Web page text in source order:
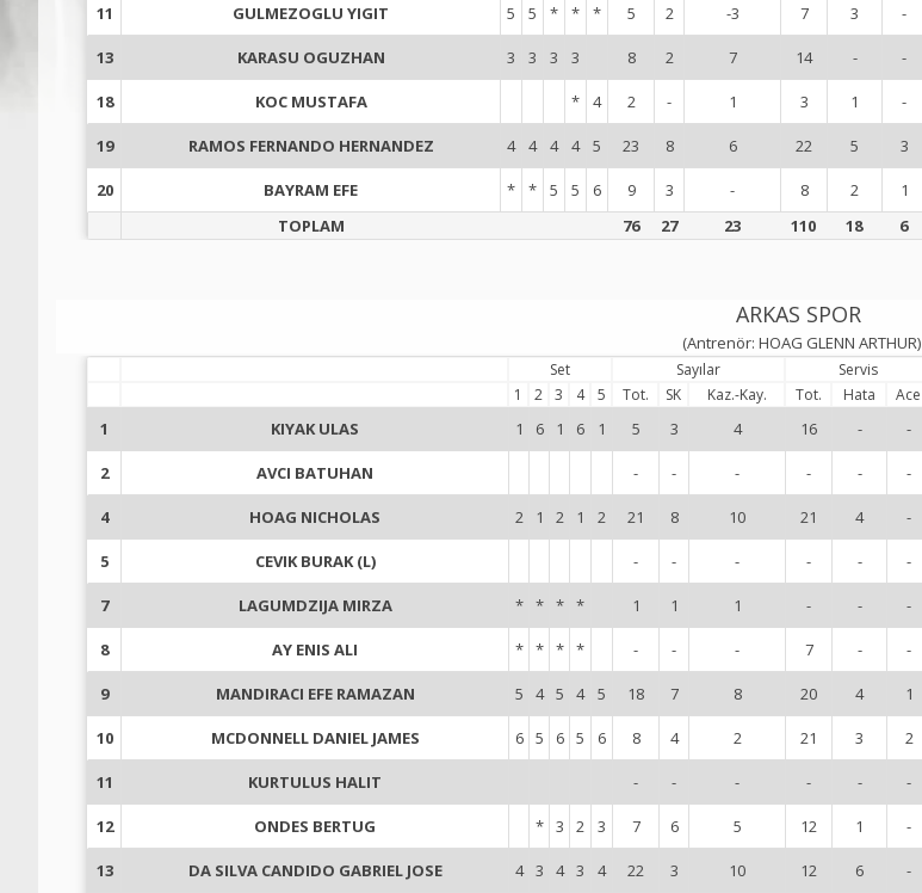
11 GULMEZOGLU YIGIT 5 5 * * * 5 2 -3 7 3 -
13 KARASU OGUZHAN 3 3 3 3 8 2 7 14 - -
18 KOC MUSTAFA * 4 2 - 1 3 1 -
19 RAMOS FERNANDO HERNANDEZ 4 4 4 4 5 23 8 6 22 5 3
20 BAYRAM EFE * * 5 5 6 9 3 - 8 2 1
TOPLAM
76 27 23 110 18 6
ARKAS SPOR
(Antrenör: HOAG GLENN ARTHUR)
Set Sayılar Servis
1
2 3 4 5 Tot. SK Kaz.-Kay. Tot. Hata Ace
1 KIYAK ULAS 1 6 1 6 1 5 3 4 16 - -
2 AVCI BATUHAN - - - - - -
4 HOAG NICHOLAS 2 1 2 1 2 21 8 10 21 4 -
5 CEVIK BURAK (L) - - - - - -
7 LAGUMDZIJA MIRZA * * * * 1 1 1 - - -
8 AY ENIS ALI * * * * - - - 7 - -
9 MANDIRACI EFE RAMAZAN 5 4 5 4 5 18 7 8 20 4 1
10 MCDONNELL DANIEL JAMES 6 5 6 5 6 8 4 2 21 3 2
11 KURTULUS HALIT - - - - - -
12 ONDES BERTUG * 3 2 3 7 6 5 12 1 -
13 DA SILVA CANDIDO GABRIEL JOSE 4 3 4 3 4 22 3 10 12 6 -